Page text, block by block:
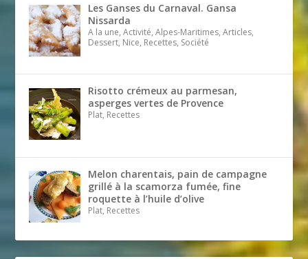
Les Ganses du Carnaval. Gansa
Nissarda
A la une, Activité, Alpes-Maritimes, Articles,
Dessert, Nice, Recettes, Société
Risotto crémeux au parmesan,
asperges vertes de Provence
Plat, Recettes
Melon charentais, pain de campagne
grillé à la scamorza fumée, fine
roquette à l’huile d’olive
Plat, Recettes